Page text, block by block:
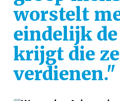
worstelt
eindelijk
krijgt die ze
verdienen."